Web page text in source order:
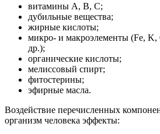
витамины A, B, C;
дубильные вещества;
жирные кислоты;
микро- и макроэлементы (Fe, K,
др.);
органические кислоты;
мелиссовый спирт;
фитостерины;
эфирные масла.
Воздействие перечисленных
организм человека эффекты: